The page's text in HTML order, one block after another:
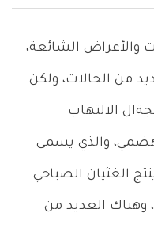
والأعراض الشائعة،
من الحالات، ولكن
الالتهاب
والذي يسمى
الغثيان الصباحي
وهناك العديد من